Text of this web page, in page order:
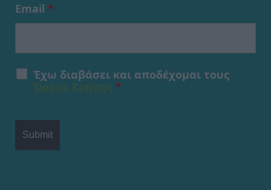
Email *
Έχω διαβάσει και αποδέχομαι τους
*